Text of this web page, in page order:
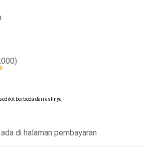
berbeda dari aslinya
ada di halaman pembayaran